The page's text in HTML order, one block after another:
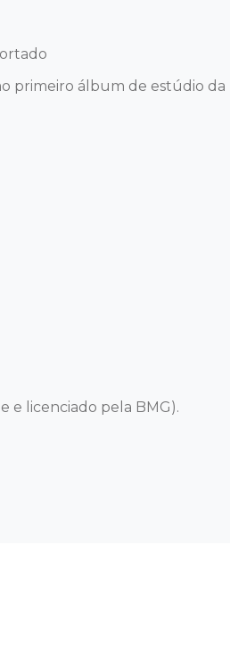
primeiro álbum de estúdio
e licenciado pela BMG).